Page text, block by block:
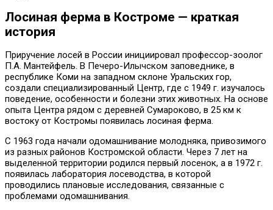
Лосиная ферма в Костроме — краткая
история
Приручение лосей в России инициировал профессор-зоолог
П.А. Мантейфель. В Печеро-Илычском заповеднике, в
республике Коми на западном склоне Уральских гор,
создали специализированный Центр, где с 1949 г. изучалось
поведение, особенности и болезни этих животных. На основе
опыта Центра рядом с деревней Сумароково, в 25 км к
востоку от Костромы появилась лосиная ферма.
С 1963 года начали одомашнивание молодняка, привозимого
из разных районов Костромской области. Через 7 лет на
выделенной территории родился первый лосенок, а в 1972 г.
появилась лаборатория лосеводства, в которой
проводились плановые исследования, связанные с
проблемами одомашнивания.